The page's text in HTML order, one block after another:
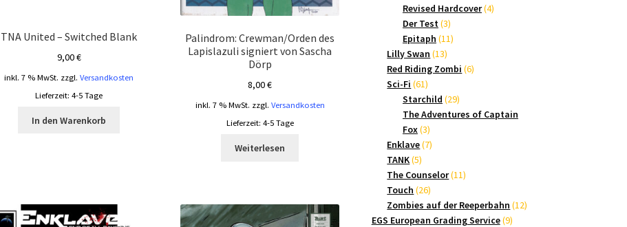
TNA United – Switched Blank
9,00€
inkl. 7 % MwSt. zzgl.Versandkosten
Lieferzeit:4-5 Tage
In den Warenkorb
Palindrom: Crewman/Orden des
Lapislazuli signiert von Sascha
Dörp
8,00€
inkl. 7 % MwSt. zzgl. Versandkosten
Lieferzeit: 4-5 Tage
Weiterlesen
Produkte
Revised Hardcover 44
Der Test 33
Produkte
Epitaph 1111
Lilly Swan 1313
Produkte
Red Riding Zombi 66
Sci-Fi 6161
Produkte
Starchild 2929
Produkte
The Adventures of Captain
Fox 33
Produkte
Enklave 77
TANK 55
Produkte
The Counselor 1111
Touch 2626
Produkte
Zombies auf der Reeperbahn 1212
EGS European Grading Service 99